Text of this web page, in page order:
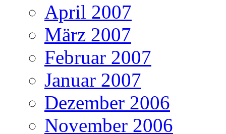
April 2007
März 2007
Februar 2007
Januar 2007
Dezember 2006
November 2006